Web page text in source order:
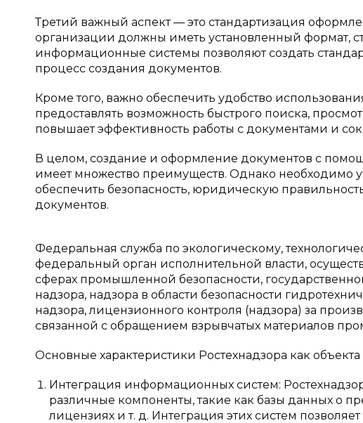
Третий важный аспект — это стандартизация
организации должны иметь установленный формат,
информационные системы позволяют создать
процесс создания документов.
Кроме того, важно обеспечить удобство
предоставлять возможность быстрого поиска,
повышает эффективность работы с документами и
В целом, создание и оформление документов с
имеет множество преимуществ. Однако необходимо
обеспечить безопасность, юридическую
документов.
Федеральная служба по экологическому,
федеральный орган исполнительной власти,
сферах промышленной безопасности,
надзора, надзора в области безопасности
надзора, лицензионного контроля (надзора) за
связанной с обращением взрывчатых материалов
Основные характеристики Ростехнадзора как
Интеграция информационных систем:
различные компоненты, такие как базы данных о
лицензиях и т. д. Интеграция этих систем